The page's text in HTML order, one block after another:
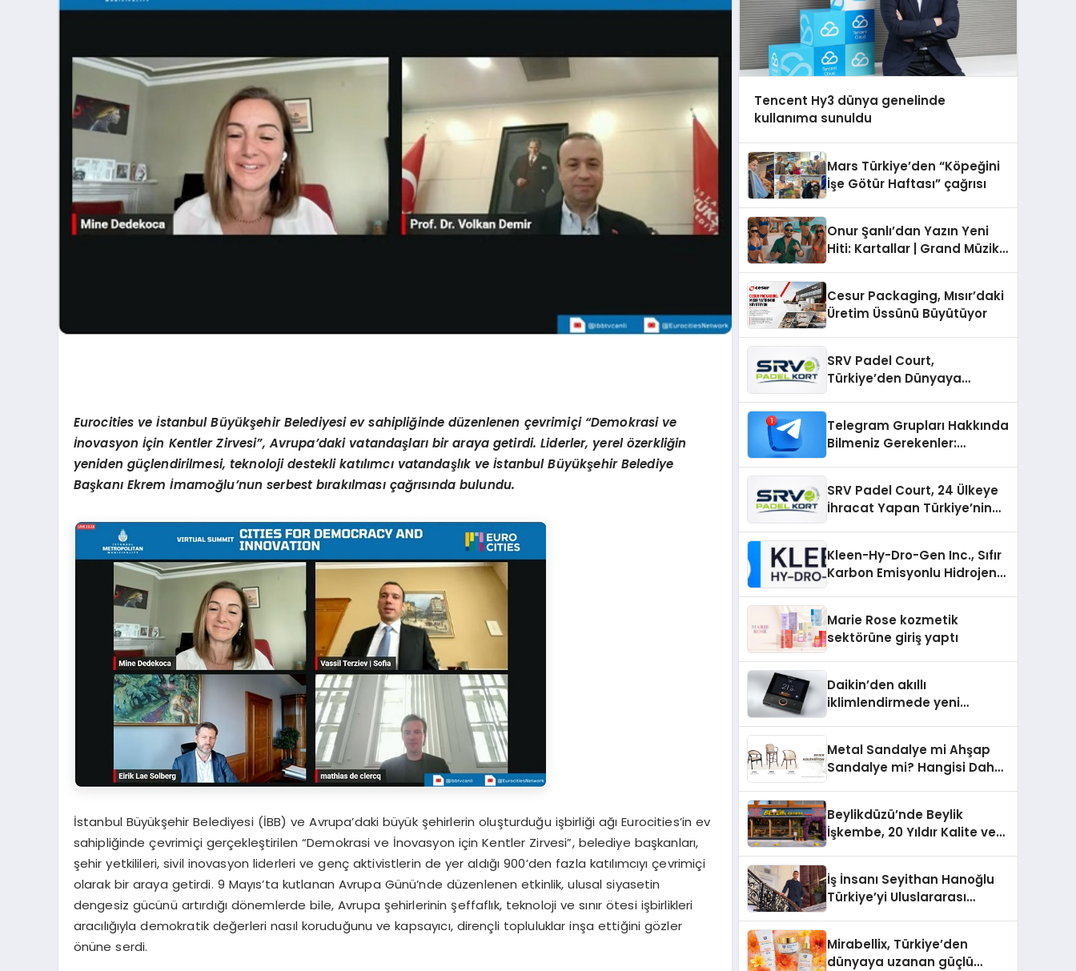
Eurocities ve İstanbul Büyükşehir Belediyesi ev sahipliğinde düzenlenen çevrimiçi “Demokrasi ve
İnovasyon İçin Kentler Zirvesi”, Avrupa’daki vatandaşları bir araya getirdi. Liderler, yerelözerkliğin
yeniden güçlendirilmesi, teknoloji destekli katılımcı vatandaşlık ve İstanbul Büyükşehir Belediye
Başkanı Ekrem İmamoğlu’nun serbest bırakılması çağrısında bulundu.
İstanbul Büyükşehir Belediyesi (İBB) ve Avrupa’daki büyük şehirlerin oluşturduğu işbirliği ağı Eurocities’in ev
sahipliğinde çevrimiçi gerçekleştirilen “Demokrasi ve İnovasyon için Kentler Zirvesi”, belediye başkanları,
şehir yetkilileri, sivil inovasyon liderleri ve genç aktivistlerin de yer aldığı 900’den fazla katılımcıyı çevrimiçi
olarak bir araya getirdi. 9 Mayıs’ta kutlanan Avrupa Günü’nde düzenlenen etkinlik, ulusal siyasetin
dengesiz gücünü artırdığı dönemlerde bile, Avrupa şehirlerinin şeffaflık, teknoloji ve sınır ötesi işbirlikleri
aracılığıyla demokratik değerleri nasıl koruduğunu ve kapsayıcı, dirençli topluluklar inşa ettiğini gözler
önüne serdi.
Tencent Hy3 dünya genelinde
kullanıma sunuldu
Mars Türkiye’den “Köpeğini
İşe Götür Haftası” çağrısı
Onur Şanlı’dan Yazın Yeni
Hiti: Kartallar | Grand Müzik
Cesur Packaging, Mısır’daki
Üretim Üssünü Büyütüyor
SRV Padel Court,
Türkiye’den Dünyaya
Telegram Grupları Hakkında
Bilmeniz Gerekenler:
SRV Padel Court, 24 Ülkeye
İhracat Yapan Türkiye’nin
Kleen-Hy-Dro-Gen Inc., Sıfır
Karbon Emisyonlu Hidrojen
Aldı
Marie Rose kozmetik
sektörüne giriş yaptı
Daikin’den akıllı
iklimlendirmede yeni
Metal Sandalye mi Ahşap
Sandalye mi? Hangisi Daha
Beylikdüzü’nde Beylik
İşkembe, 20 Yıldır Kalite ve
İş İnsanı Seyithan Hanoğlu
Türkiye’yi Uluslararası
Mirabellix, Türkiye’den
dünyaya uzanan güçlü